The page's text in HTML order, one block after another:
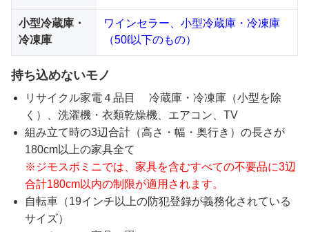
小型冷蔵庫・
冷凍庫
ワインセラー、小型冷蔵庫・冷凍庫
（50ℓ以下のもの）
持ち込めないモノ
リサイクル家電４品目 冷蔵庫・冷凍庫（小型を除
く）、洗濯機・衣類乾燥機、エアコン、TV
組み立て時の3辺合計（高さ・幅・奥行き）の長さが
180cm以上の家具全て
※ジモスポミニでは、家具を含むすべての不要品に3辺
合計180cm以内の制限が適用されます。
自転車（19インチ以上の防犯登録が義務化されている
サイズ）